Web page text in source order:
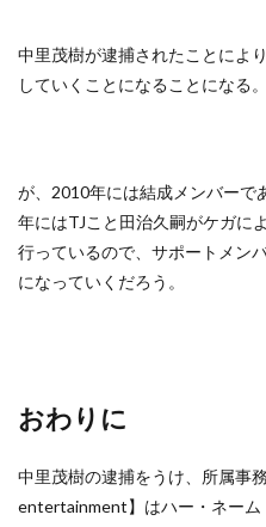
中里茂樹が逮捕されたことによ
していくことになることになる。
が、2010年には結成メンバーで
年にはTJこと田治久嗣がケガに
行っているので、サポートメン
になっていくだろう。
おわりに
中里茂樹の逮捕をうけ、所属事
entertainment】はハー・ネーム